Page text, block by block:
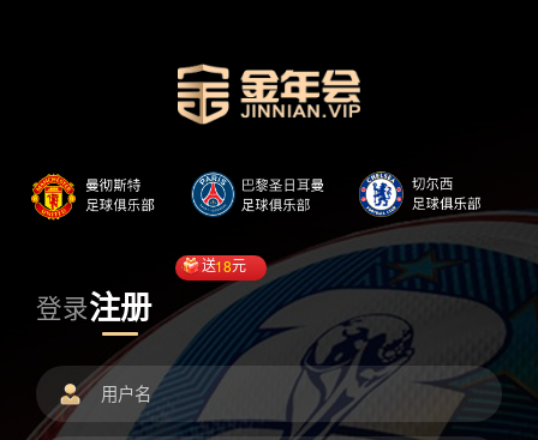
登录注册
送18元